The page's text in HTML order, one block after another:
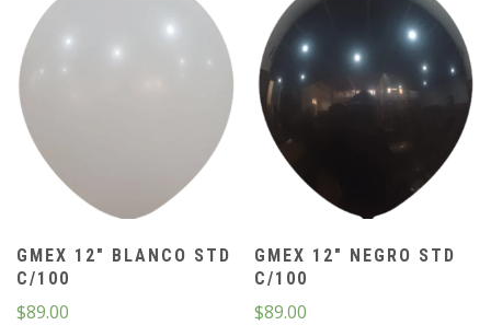
GMEX 12″ BLANCO STD
C/100
$89.00
GMEX 12″ NEGRO STD
C/100
$89.00